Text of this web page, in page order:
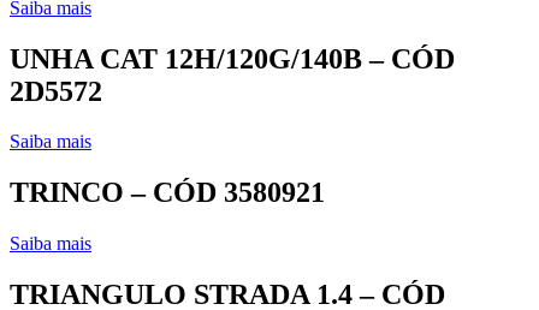
Saiba mais
UNHA CAT 12H/120G/140B – CÓD
2D5572
Saiba mais
TRINCO – CÓD 3580921
Saiba mais
TRIANGULO STRADA 1.4 – CÓD